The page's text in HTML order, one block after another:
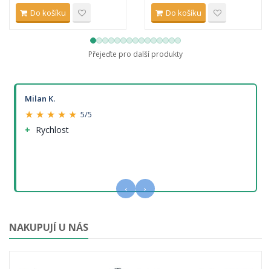
Do košíku Do košíku
Přejeďte pro další produkty
Milan K.
★ ★ ★ ★ ★ 5/5
Rychlost
‹ ›
NAKUPUJÍ U NÁS